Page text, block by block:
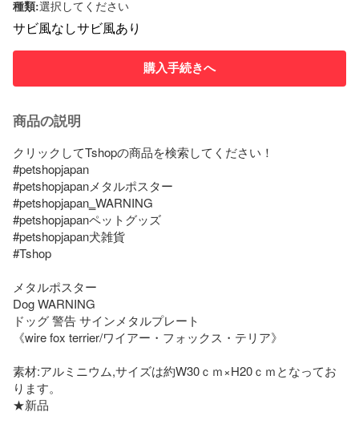
種類:選択してください
サビ風なしサビ風あり
購入手続きへ
商品の説明
クリックしてTshopの商品を検索してください！
#petshopjapan
#petshopjapanメタルポスター
#petshopjapan‗WARNING
#petshopjapanペットグッズ
#petshopjapan犬雑貨
#Tshop
メタルポスター
Dog WARNING
ドッグ 警告 サインメタルプレート
《wire fox terrier/ワイアー・フォックス・テリア》
素材:アルミニウム,サイズは約W30ｃｍ×H20ｃｍとなってお
ります。
★新品